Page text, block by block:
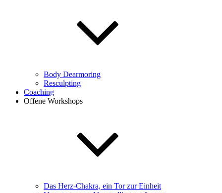
Body Dearmoring
Resculpting
Coaching
Offene Workshops
Das Herz-Chakra, ein Tor zur Einheit